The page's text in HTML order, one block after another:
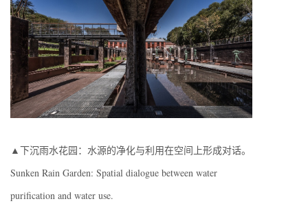
▲下沉雨水花园：水源的净化与利用在空间上形成对话。
Sunken Rain Garden: Spatial dialogue between water
purification and water use.